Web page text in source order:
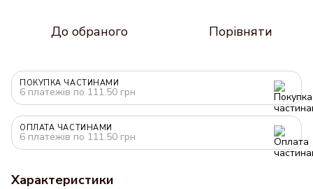
До обраного Порівняти
ПОКУПКА ЧАСТИНАМИ
6 платежів по 111.50 грн
ОПЛАТА ЧАСТИНАМИ
6 платежів по 111.50 грн
Характеристики